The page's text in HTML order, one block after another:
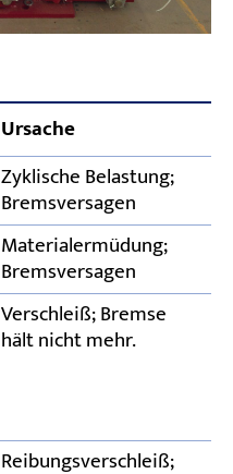
Ursache
Zyklische Belastung;
Bremsversagen
Materialermüdung;
Bremsversagen
Verschleiß; Bremse
hält nicht mehr.
Reibungsverschleiß;